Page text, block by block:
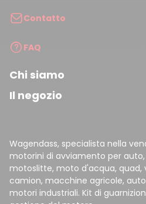
Contatto
FAQ
Chi siamo
Il negozio
Wagendass, specialista nella
motorini di avviamento per
motoslitte, moto d'acqua, quad,
camion, macchine agricole,
motori industriali. Kit di